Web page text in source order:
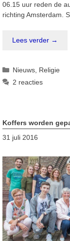
06.15 uur reden de
richting Amsterdam.
Lees verder →
Categorieën
Nieuws Religie
2 reacties
Koffers worden
31 juli 2016